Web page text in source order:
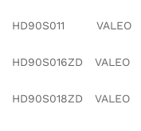
HD90S011 VALEO
HD90S016ZD VALEO
HD90S018ZD VALEO